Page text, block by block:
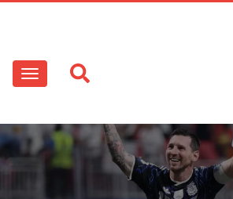
conteúdo
principal
Main
navigation